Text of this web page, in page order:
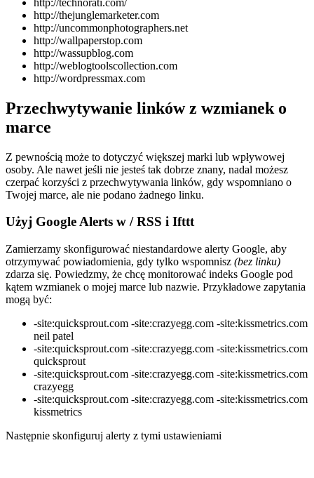
http://thejunglemarketer.com
http://uncommonphotographers.net
http://wallpaperstop.com
http://wassupblog.com
http://weblogtoolscollection.com
http://wordpressmax.com
Przechwytywanie linków z wzmianek o
marce
Z pewnością może to dotyczyć większej marki lub wpływowej
osoby. Ale nawet jeśli nie jesteś tak dobrze znany, nadal możesz
czerpać korzyści z przechwytywania linków, gdy wspomniano o
Twojej marce, ale nie podano żadnego linku.
Użyj Google Alerts w / RSS i Ifttt
Zamierzamy skonfigurować niestandardowe alerty Google, aby
otrzymywać powiadomienia, gdy tylko wspomnisz (bez linku)
zdarza się. Powiedzmy, że chcę monitorować indeks Google pod
kątem wzmianek o mojej marce lub nazwie. Przykładowe zapytania
mogą być:
-site:quicksprout.com -site:crazyegg.com -site:kissmetrics.com
neil patel
-site:quicksprout.com -site:crazyegg.com -site:kissmetrics.com
quicksprout
-site:quicksprout.com -site:crazyegg.com -site:kissmetrics.com
crazyegg
-site:quicksprout.com -site:crazyegg.com -site:kissmetrics.com
kissmetrics
Następnie skonfiguruj alerty z tymi ustawieniami